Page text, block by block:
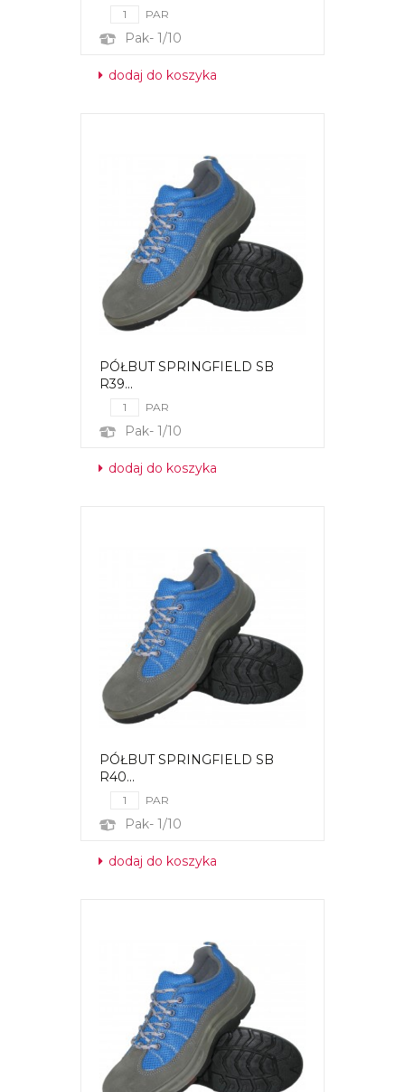
PAR
Pak- 1/10
dodaj do koszyka
PÓŁBUT SPRINGFIELD SB
R39...
PAR
Pak- 1/10
dodaj do koszyka
PÓŁBUT SPRINGFIELD SB
R40...
PAR
Pak- 1/10
dodaj do koszyka